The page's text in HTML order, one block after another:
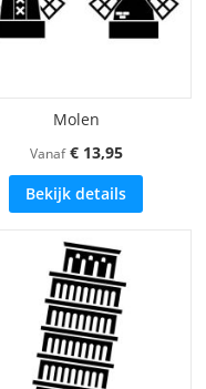
Molen
Vanaf € 13,95
Bekijk details